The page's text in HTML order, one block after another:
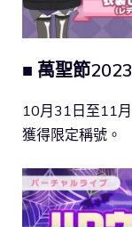
■ 萬聖節
10月31日至11
獲得限定稱號。